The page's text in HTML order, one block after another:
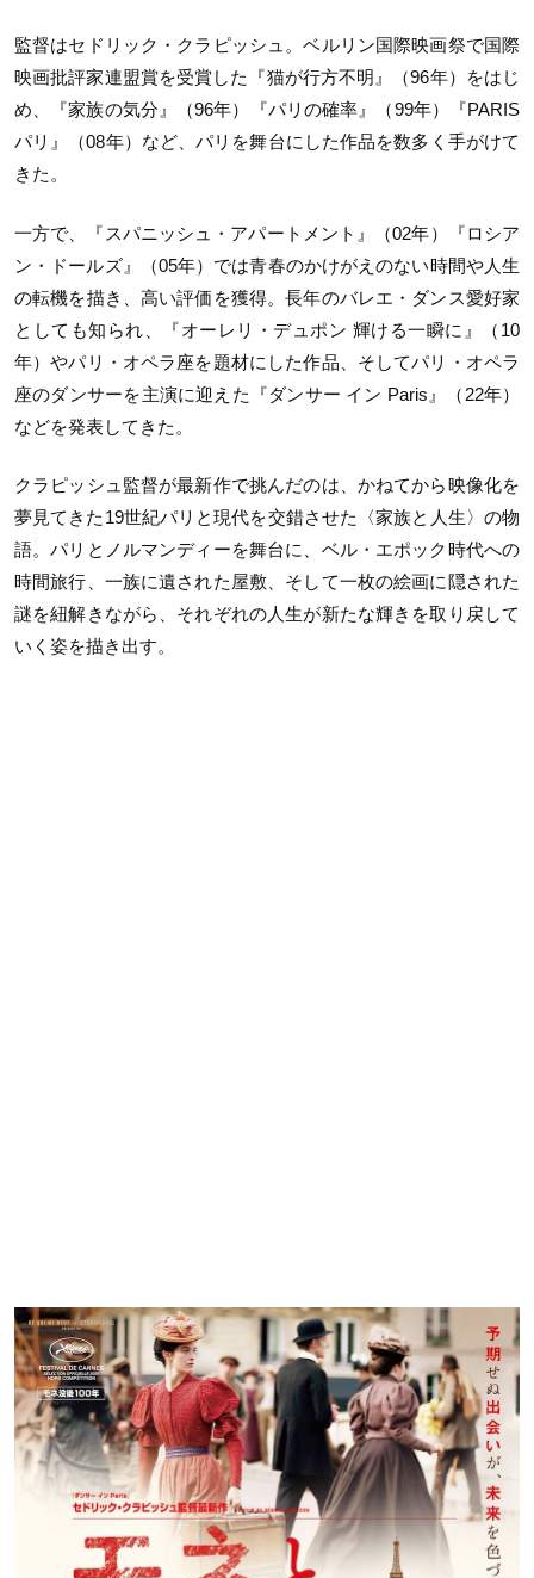
監督はセドリック・クラピッシュ。ベルリン国際映画祭で国際
映画批評家連盟賞を受賞した『猫が行方不明』（96年）をはじ
め、『家族の気分』（96年）『パリの確率』（99年）『PARIS
パリ』（08年）など、パリを舞台にした作品を数多く手がけて
きた。
一方で、『スパニッシュ・アパートメント』（02年）『ロシア
ン・ドールズ』（05年）では青春のかけがえのない時間や人生
の転機を描き、高い評価を獲得。長年のバレエ・ダンス愛好家
としても知られ、『オーレリ・デュポン 輝ける一瞬に』（10
年）やパリ・オペラ座を題材にした作品、そしてパリ・オペラ
座のダンサーを主演に迎えた『ダンサー イン Paris』（22年）
などを発表してきた。
クラピッシュ監督が最新作で挑んだのは、かねてから映像化を
夢見てきた19世紀パリと現代を交錯させた〈家族と人生〉の物
語。パリとノルマンディーを舞台に、ベル・エポック時代への
時間旅行、一族に遺された屋敷、そして一枚の絵画に隠された
謎を紐解きながら、それぞれの人生が新たな輝きを取り戻して
いく姿を描き出す。